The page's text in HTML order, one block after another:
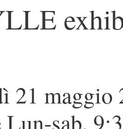
21 maggio
Lun-sab,